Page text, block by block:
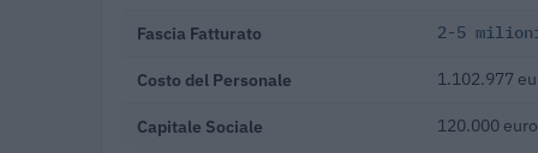
Fascia Fatturato 2-5
Costo del Personale 1.102.977
Capitale Sociale 120.000 euro